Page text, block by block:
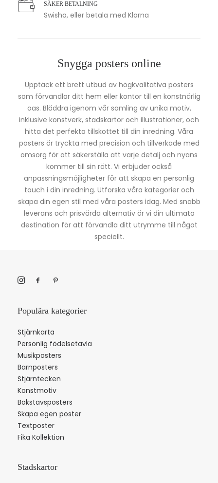
SÄKER BETALNING
Swisha, eller betala med Klarna
Snygga posters online
Upptäck ett brett utbud av högkvalitativa posters
som förvandlar ditt hem eller kontor till en konstnärlig
oas. Bläddra igenom vår samling av unika motiv,
inklusive konstverk, stadskartor och illustrationer, och
hitta det perfekta tillskottet till din inredning. Våra
posters är tryckta med precision och tillverkade med
omsorg för att säkerställa att varje detalj och nyans
kommer till sin rätt. Vi erbjuder också
anpassningsmöjligheter för att skapa en personlig
touch i din inredning. Utforska våra kategorier och
skapa din egen stil med våra posters idag. Med snabb
leverans och prisvärda alternativ är vi din ultimata
destination för att förvandla ditt utrymme till något
speciellt.
Populära kategorier
Stjärnkarta
Personlig födelsetavla
Musikposters
Barnposters
Stjärntecken
Konstmotiv
Bokstavsposters
Skapa egen poster
Textposter
Fika Kollektion
Stadskartor